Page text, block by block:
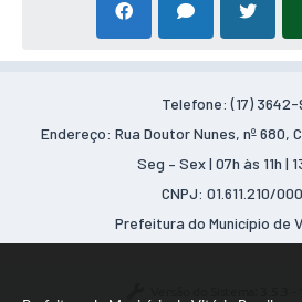
Telefone: (17) 3642-
Endereço: Rua Doutor Nunes, nº 680,
Seg – Sex | 07h às 11h |
CNPJ: 01.611.210/
Prefeitura do Município de